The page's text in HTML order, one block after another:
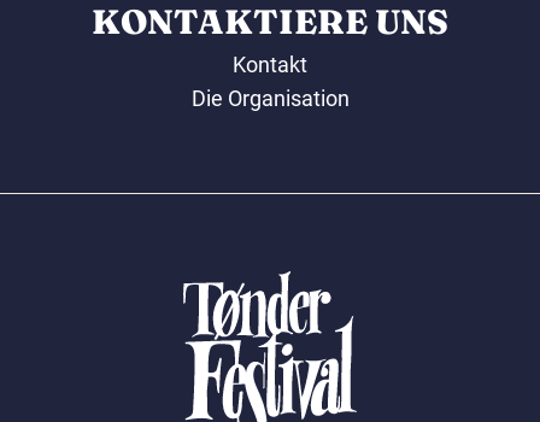
KONTAKTIERE UNS
Kontakt
Die Organisation